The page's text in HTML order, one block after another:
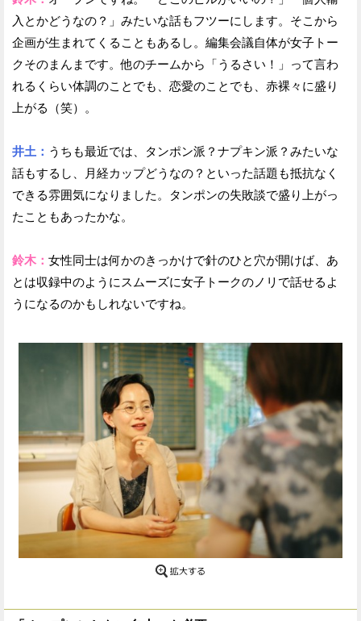
入とかどうなの？」みたいな話もフツーにします。そこから
企画が生まれてくることもあるし。編集会議自体が女子トー
クそのまんまです。他のチームから「うるさい！」って言わ
れるくらい体調のことでも、恋愛のことでも、赤裸々に盛り
上がる（笑）。
井土： うちも最近では、タンポン派？ナプキン派？みたいな
話もするし、月経カップどうなの？といった話題も抵抗なく
できる雰囲気になりました。タンポンの失敗談で盛り上がっ
たこともあったかな。
鈴木： 女性同士は何かのきっかけで針のひと穴が開けば、あ
とは収録中のようにスムーズに女子トークのノリで話せるよ
うになるのかもしれないですね。